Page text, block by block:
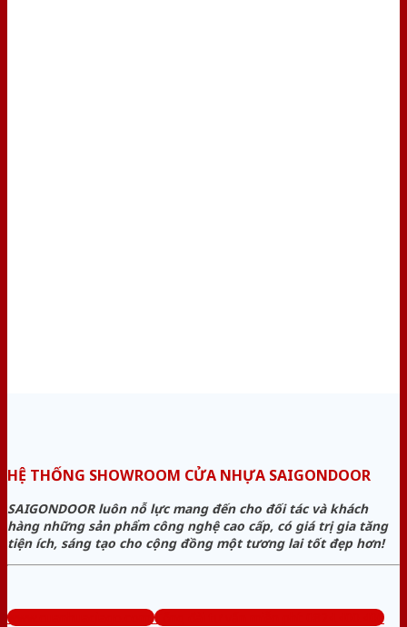
HỆ THỐNG SHOWROOM CỬA NHỰA SAIGONDOOR
SAIGONDOOR luôn nỗ lực mang đến cho đối tác và khách
hàng những sản phẩm công nghệ cao cấp, có giá trị gia tăng
tiện ích, sáng tạo cho cộng đồng một tương lai tốt đẹp hơn!
www.cuanhuagiago.com Tổng đài tư vấn miễn phí: 0824.400.400